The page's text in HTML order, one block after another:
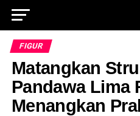
FIGUR
Matangkan
Pandawa Lima
Menangkan